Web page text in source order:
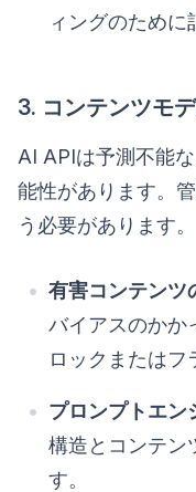
ィングのために
3. コンテンツモ
AI APIは予測不能
能性があります。
う必要があります。
有害コンテンツ
バイアスのかか
ロックまたはフ
プロンプトエン
構造とコンテン
す。